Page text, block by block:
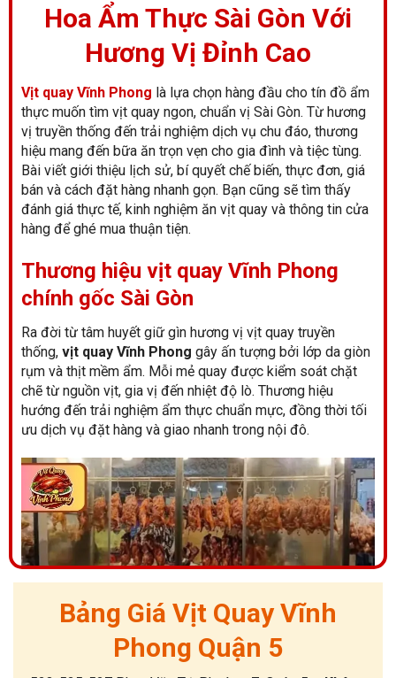
Hoa Ẩm Thực Sài Gòn Với
Hương Vị Đỉnh Cao
Vịt quay Vĩnh Phong là lựa chọn hàng đầu cho tín đồ ẩm
thực muốn tìm vịt quay ngon, chuẩn vị Sài Gòn. Từ hương
vị truyền thống đến trải nghiệm dịch vụ chu đáo, thương
hiệu mang đến bữa ăn trọn vẹn cho gia đình và tiệc tùng.
Bài viết giới thiệu lịch sử, bí quyết chế biến, thực đơn, giá
bán và cách đặt hàng nhanh gọn. Bạn cũng sẽ tìm thấy
đánh giá thực tế, kinh nghiệm ăn vịt quay và thông tin cửa
hàng để ghé mua thuận tiện.
Thương hiệu vịt quay Vĩnh Phong
chính gốc Sài Gòn
Ra đời từ tâm huyết giữ gìn hương vị vịt quay truyền
thống, vịt quay Vĩnh Phong gây ấn tượng bởi lớp da giòn
rụm và thịt mềm ẩm. Mỗi mẻ quay được kiểm soát chặt
chẽ từ nguồn vịt, gia vị đến nhiệt độ lò. Thương hiệu
hướng đến trải nghiệm ẩm thực chuẩn mực, đồng thời tối
ưu dịch vụ đặt hàng và giao nhanh trong nội đô.
Giới thiệu thương hiệu vịt quay Vĩnh Phong
Bảng Giá Vịt Quay Vĩnh
Phong Quận 5